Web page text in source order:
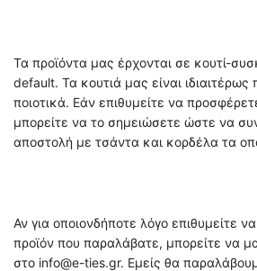
Τα προϊόντα μας έρχονται σε κουτί-
default. Τα κουτιά μας είναι
ποιοτικά. Εάν επιθυμείτε να
μπορείτε να το σημειώσετε ώστε να
αποστολή με τσάντα και κορδέλα τα
Αν για οποιονδήποτε λόγο επιθυμείτε
προϊόν που παραλάβατε, μπορείτε να
στο info@e-ties.gr. Εμείς θα